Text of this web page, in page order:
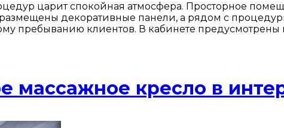
царит спокойная атмосфера. Просторное
размещены декоративные панели, а рядом с
пребыванию клиентов. В кабинете
массажное кресло в